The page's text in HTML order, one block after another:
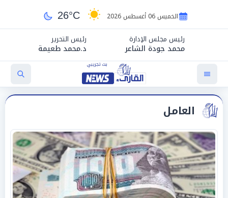
الخميس 06 أغسطس 2026 26°C
رئيس مجلس الإدارة
محمد جودة الشاعر
رئيس التحرير
د.محمد طعيمة
العامل